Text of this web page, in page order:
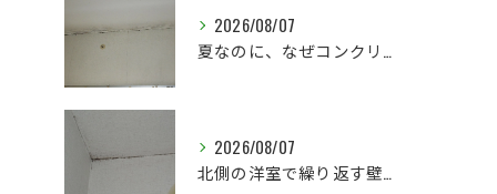
2026/08/07
夏なのに、なぜコンクリート直張り壁紙のカビ相談が増えるのでしょうか？
2026/08/07
北側の洋室で繰り返す壁紙カビ｜コンクリート下地なら結露対策も選択肢です